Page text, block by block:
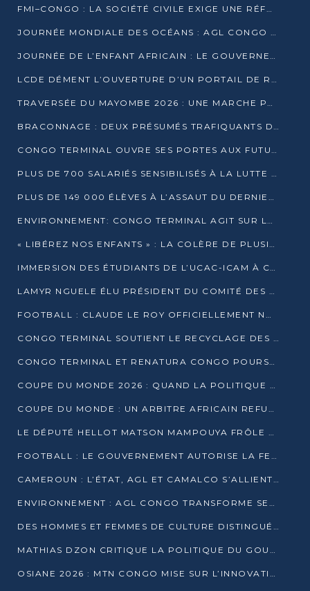
FMI–CONGO : LA SOCIÉTÉ CIVILE EXIGE UNE RÉFORME DE LA FISCALITÉ PÉTROLIÈRE
JOURNÉE MONDIALE DES OCÉANS : AGL CONGO MOBILISE SES COLLABORATEURS POUR LA PRÉSERVATION DE LA BIODIVERSITÉ MARINE
JOURNÉE DE L’ENFANT AFRICAIN : LE GOUVERNEMENT MOBILISÉ POUR L’HYGIÈNE DANS LES ORPHELINATS
LCDE DÉMENT L’OUVERTURE D’UN PORTAIL DE RECRUTEMENT ET APPELLE À LA VIGILANCE
TRAVERSÉE DU MAYOMBE 2026 : UNE MARCHE POUR SENSIBILISER ET DÉPISTER AU DIABÈTE
BRACONNAGE : DEUX PRÉSUMÉS TRAFIQUANTS D’HIPPOPOTAME ÉCROUÉS À BRAZZAVILLE
CONGO TERMINAL OUVRE SES PORTES AUX FUTURS INGÉNIEURS DE L’UCAC-ICAM
PLUS DE 700 SALARIÉS SENSIBILISÉS À LA LUTTE CONTRE LA TUBERCULOSE À CONGO TERMINAL
PLUS DE 149 000 ÉLÈVES À L’ASSAUT DU DERNIER CEPE
ENVIRONNEMENT: CONGO TERMINAL AGIT SUR LE TERRAIN ET FORME LES PLUS JEUNES
« LIBÉREZ NOS ENFANTS » : LA COLÈRE DE PLUSIEURS MÈRES À BRAZZAVILLE CONTRE LA DGSP
IMMERSION DES ÉTUDIANTS DE L’UCAC-ICAM À CONGO TERMINAL
LAMYR NGUELE ÉLU PRÉSIDENT DU COMITÉ DES MEMBRES D’HONNEUR DU PCT
FOOTBALL : CLAUDE LE ROY OFFICIELLEMENT NOMMÉ SÉLECTIONNEUR DU CONGO
CONGO TERMINAL SOUTIENT LE RECYCLAGE DES DÉCHETS PLASTIQUES À POINTE-NOIRE
CONGO TERMINAL ET RENATURA CONGO POURSUIVENT LEUR COMBAT POUR LA BIODIVERSITÉ
COUPE DU MONDE 2026 : QUAND LA POLITIQUE MENACE L’UNIVERSALITÉ DU FOOTBALL
COUPE DU MONDE : UN ARBITRE AFRICAIN REFUSÉ À L’ENTRÉE DES ÉTATS-UNIS
LE DÉPUTÉ HELLOT MATSON MAMPOUYA FRÔLE LA MORT LORS D’UNE EMBUSCADE DZNS LE POOL
FOOTBALL : LE GOUVERNEMENT AUTORISE LA FECOFOOT À OCCUPER LES COMPLEXES SPORTIFS
CAMEROUN : L’ÉTAT, AGL ET CAMALCO S’ALLIENT POUR UN MÉGA-PROJET FERROVIAIRE
ENVIRONNEMENT : AGL CONGO TRANSFORME SES DÉCHETS EN OUTILS DE FORMATION
DES HOMMES ET FEMMES DE CULTURE DISTINGUÉS POUR LEUR ENGAGEMENT PAR BANTOU CULTURE
MATHIAS DZON CRITIQUE LA POLITIQUE DU GOUVERNEMENT ET ALERTE SUR LA DETTE DU CONGO
OSIANE 2026 : MTN CONGO MISE SUR L’INNOVATION POUR RELEVER LES DÉFIS AFRICAINS